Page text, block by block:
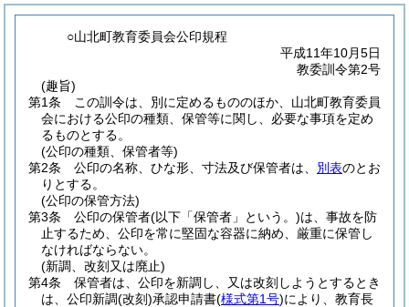
○山北町教育委員会公印規程
平成11年10月5日
教委訓令第2号
(趣旨)
第1条
この訓令は、別に定めるもののほか、山北町教育委員
会における公印の種類、保管等に関し、必要な事項を定め
るものとする。
(公印の種類、保管者等)
第2条
公印の名称、ひな形、寸法及び保管者は、 別表のとお
りとする。
(公印の保管方法)
第3条
公印の保管者(以下「保管者」という。)は、事故を防
止するため、公印を常に堅固な容器に納め、厳重に保管し
なければならない。
(新調、改刻又は廃止)
第4条
保管者は、公印を新調し、又は改刻しようとするとき
は、公印新調(改刻)承認申請書(様式第1号)により、教育長